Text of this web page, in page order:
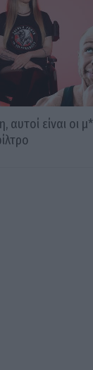
αυτοί είναι οι